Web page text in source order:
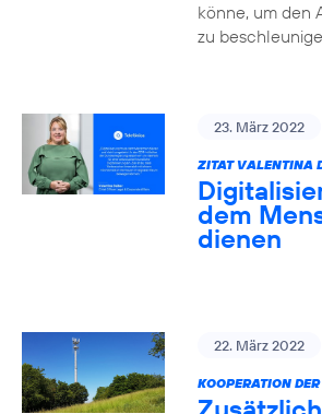
könne, um den
zu
23. März 2022
ZITAT VALENTINA
dem
dienen
22. März 2022
KOOPERATION